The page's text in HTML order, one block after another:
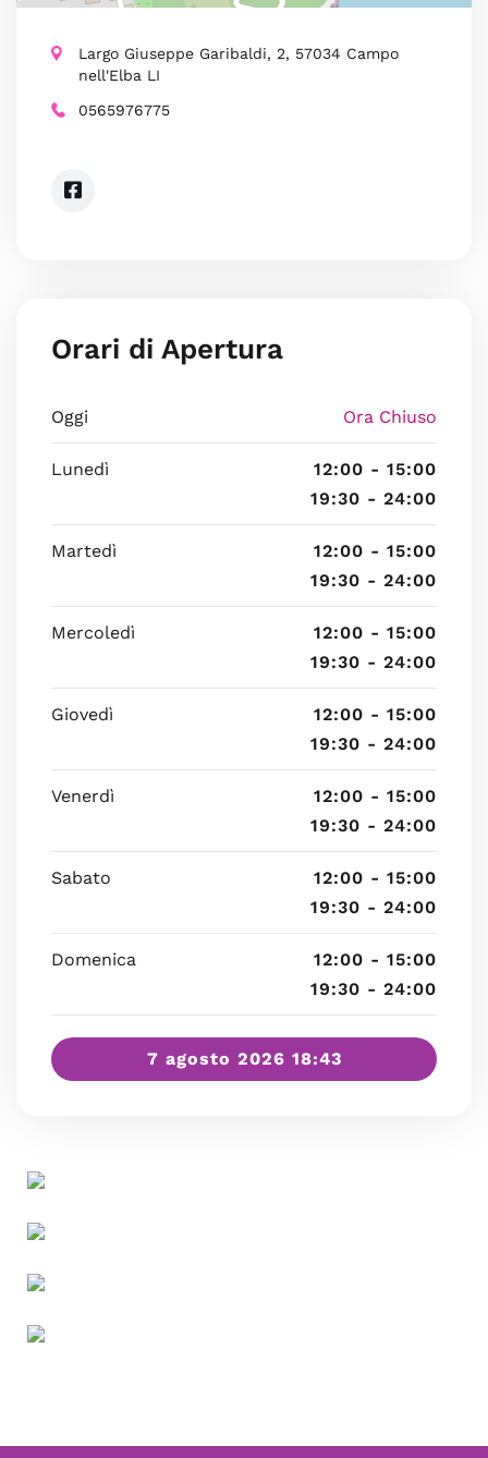
Largo Giuseppe Garibaldi, 2, 57034 Campo
nell'Elba LI
0565976775
Orari di Apertura
Oggi Ora Chiuso
Lunedì
12:00 - 15:00
19:30 - 24:00
Martedì
12:00 - 15:00
19:30 - 24:00
Mercoledì
12:00 - 15:00
19:30 - 24:00
Giovedì
12:00 - 15:00
19:30 - 24:00
Venerdì
12:00 - 15:00
19:30 - 24:00
Sabato
12:00 - 15:00
19:30 - 24:00
Domenica
12:00 - 15:00
19:30 - 24:00
7 agosto 2026 18:43